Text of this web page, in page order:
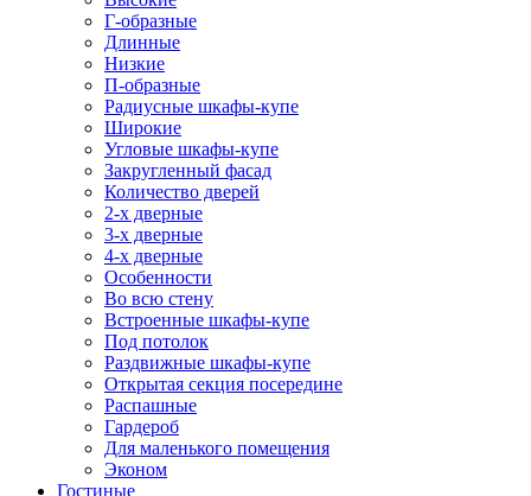
Г-образные
Длинные
Низкие
П-образные
Радиусные шкафы-купе
Широкие
Угловые шкафы-купе
Закругленный фасад
Количество дверей
2-х дверные
3-х дверные
4-х дверные
Особенности
Во всю стену
Встроенные шкафы-купе
Под потолок
Раздвижные шкафы-купе
Открытая секция посередине
Распашные
Гардероб
Для маленького помещения
Эконом
Гостиные